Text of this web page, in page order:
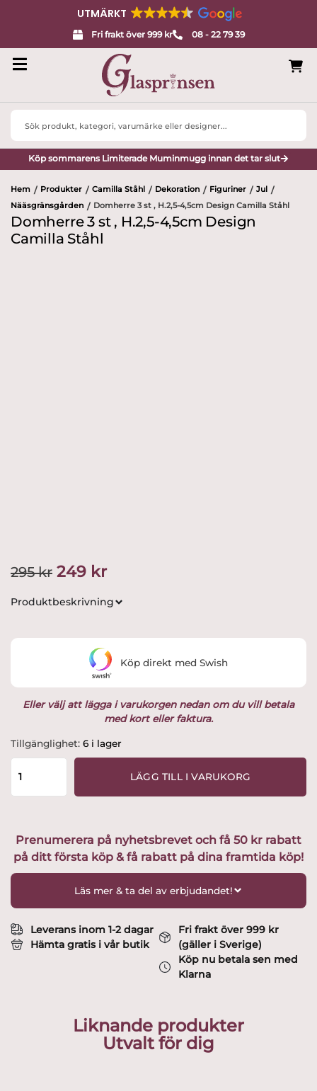
UTMÄRKT
Fri frakt över 999 kr 08 - 22 79 39
Search
Köp sommarens Limiterade Muminmugg innan det tar slut
Hem / Produkter / Camilla Ståhl / Dekoration / Figuriner / Jul /
Nääsgränsgården / Domherre 3 st , H.2,5-4,5cm Design Camilla Ståhl
Domherre 3 st , H.2,5-4,5cm Design
Camilla Ståhl
295kr Det
ursprungliga
295 kr.
249 krDet
nuvarande
är:
249 kr.
Produktbeskrivning
Eller välj att lägga i varukorgen nedan om du vill betala
med kort eller faktura.
Tillgänglighet: 6 i lager
Domherre
3
st
H.2,5-
Camilla
Ståhl
LÄGG TILL I VARUKORG
Köp direkt med Swish
Prenumerera på nyhetsbrevet och få 50 kr rabatt
på ditt första köp & få rabatt på dina framtida köp!
Läs mer & ta del av erbjudandet!
Leverans inom 1-2 dagar
Hämta gratis i vår butik
Fri frakt över 999 kr
(gäller i Sverige)
Köp nu betala sen med
Klarna
Liknande produkter
Utvalt för dig